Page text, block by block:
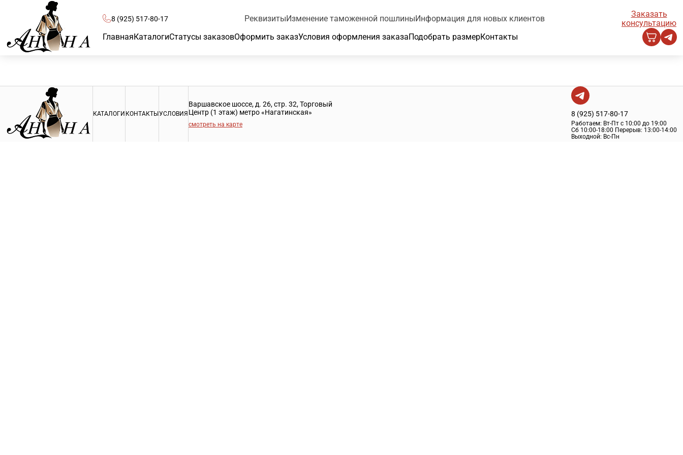
8 (925) 517-80-17 РеквизитыИзменение таможенной пошлиныИнформация для новых клиентов
Заказать
консультацию
ГлавнаяКаталогиСтатусы заказовОформить заказУсловия оформления заказаПодобрать размерКонтакты
КАТАЛОГИ КОНТАКТЫ УСЛОВИЯ
Варшавское шоссе, д. 26, стр. 32, Торговый
Центр (1 этаж) метро «Нагатинская»
смотреть на карте
8 (925) 517-80-17
Работаем: Вт-Пт с 10:00 до 19:00
Сб 10:00-18:00 Перерыв: 13:00-14:00
Выходной: Вс-Пн